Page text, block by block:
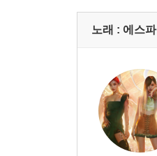
노래 : 에스파